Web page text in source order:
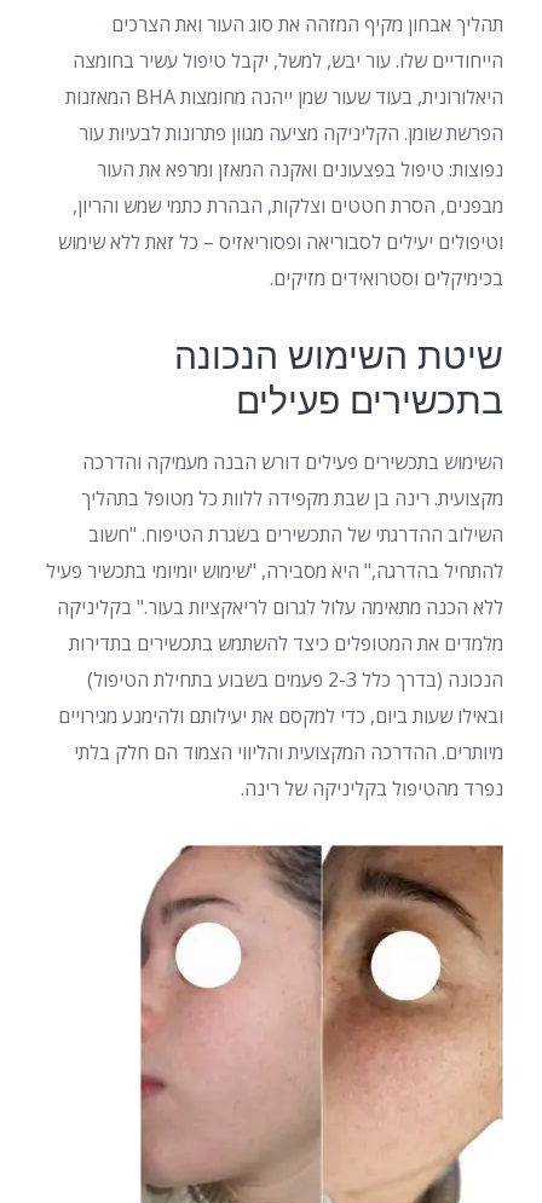
תהליך אבחון מקיף המזהה את סוג העור ואת הצרכים
הייחודיים שלו. עור יבש, למשל, יקבל טיפול עשיר בחומצה
היאלורונית, בעוד שעור שמן ייהנה מחומצות BHA המאזנות
הפרשת שומן. הקליניקה מציעה מגוון פתרונות לבעיות עור
נפוצות: טיפול בפצעונים ואקנה המאזן ומרפא את העור
מבפנים, הסרת חטטים וצלקות, הבהרת כתמי שמש והריון,
וטיפולים יעילים לסבוריאה ופסוריאזיס – כל זאת ללא שימוש
בכימיקלים וסטרואידים מזיקים.
שיטת השימוש הנכונה
בתכשירים פעילים
השימוש בתכשירים פעילים דורש הבנה מעמיקה והדרכה
מקצועית. רינה בן שבת מקפידה ללוות כל מטופל בתהליך
השילוב ההדרגתי של התכשירים בשגרת הטיפוח. "חשוב
להתחיל בהדרגה," היא מסבירה, "שימוש יומיומי בתכשיר פעיל
ללא הכנה מתאימה עלול לגרום לריאקציות בעור." בקליניקה
מלמדים את המטופלים כיצד להשתמש בתכשירים בתדירות
הנכונה (בדרך כלל 2-3 פעמים בשבוע בתחילת הטיפול)
ובאילו שעות ביום, כדי למקסם את יעילותם ולהימנע מגירויים
מיותרים. ההדרכה המקצועית והליווי הצמוד הם חלק בלתי
נפרד מהטיפול בקליניקה של רינה.